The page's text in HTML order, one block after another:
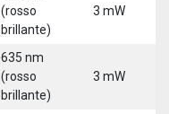
(rosso
brillante)
3 mW
635 nm
(rosso
brillante)
3 mW